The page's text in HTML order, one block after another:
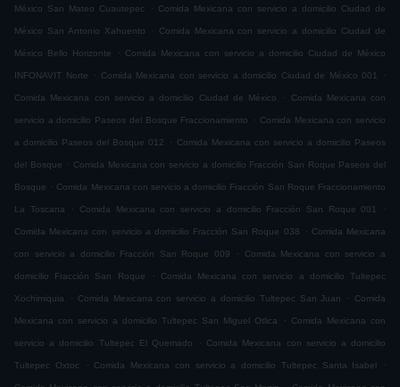
México San Mateo Cuautepec . Comida Mexicana con servicio a domicilio Ciudad de
México San Antonio Xahuento . Comida Mexicana con servicio a domicilio Ciudad de
México Bello Horizonte . Comida Mexicana con servicio a domicilio Ciudad de México
INFONAVIT Norte . Comida Mexicana con servicio a domicilio Ciudad de México 001 .
Comida Mexicana con servicio a domicilio Ciudad de México . Comida Mexicana con
servicio a domicilio Paseos del Bosque Fraccionamiento . Comida Mexicana con servicio
a domicilio Paseos del Bosque 012 . Comida Mexicana con servicio a domicilio Paseos
del Bosque . Comida Mexicana con servicio a domicilio Fracción San Roque Paseos del
Bosque . Comida Mexicana con servicio a domicilio Fracción San Roque Fraccionamiento
La Toscana . Comida Mexicana con servicio a domicilio Fracción San Roque 001 .
Comida Mexicana con servicio a domicilio Fracción San Roque 038 . Comida Mexicana
con servicio a domicilio Fracción San Roque 009 . Comida Mexicana con servicio a
domicilio Fracción San Roque . Comida Mexicana con servicio a domicilio Tultepec
Xochimiquia . Comida Mexicana con servicio a domicilio Tultepec San Juan . Comida
Mexicana con servicio a domicilio Tultepec San Miguel Otlica . Comida Mexicana con
servicio a domicilio Tultepec El Quemado . Comida Mexicana con servicio a domicilio
Tultepec Oxtoc . Comida Mexicana con servicio a domicilio Tultepec Santa Isabel .
.